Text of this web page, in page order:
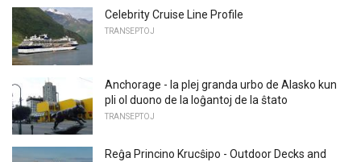
Celebrity Cruise Line Profile
TRANSEPTOJ
Anchorage - la plej granda urbo de Alasko kun
pli ol duono de la loĝantoj de la ŝtato
TRANSEPTOJ
Reĝa Princino Krucŝipo - Outdoor Decks and